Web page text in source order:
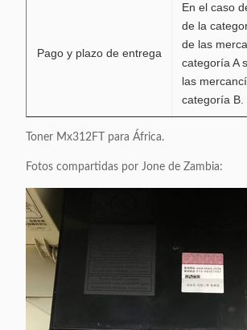
Pago y plazo de entrega
En el caso
de la
de las
categoría A
las
categoría B.
Toner Mx312FT para África.
Fotos compartidas por Jone de Zambia: